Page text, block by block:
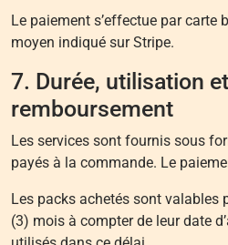
Le paiement s’effectue par carte
moyen indiqué sur Stripe.
7. Durée, utilisation
remboursement
Les services sont fournis sous
payés à la commande. Le
Les packs achetés sont valables
(3) mois à compter de leur date